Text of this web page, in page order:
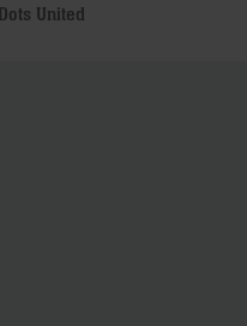
Dots United